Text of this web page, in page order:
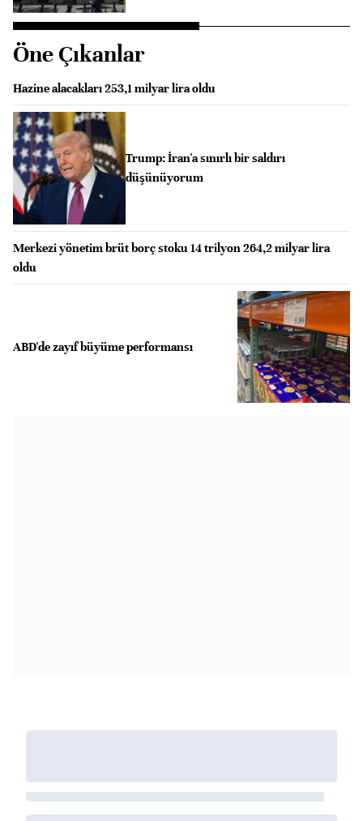
Öne Çıkanlar
Hazine alacakları 253,1 milyar lira oldu
Trump: İran'a sınırlı bir saldırı
düşünüyorum
Merkezi yönetim brüt borç stoku 14 trilyon 264,2 milyar lira
oldu
ABD'de zayıf büyüme performansı